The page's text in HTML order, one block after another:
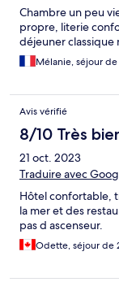
Chambre un peu
propre, literie
déjeuner classique
Mélanie, séjour de
Avis vérifié
8/10 Très
21 oct. 2023
Traduire avec
Hôtel confortable,
la mer et des
pas d ascenseur.
Odette, séjour de